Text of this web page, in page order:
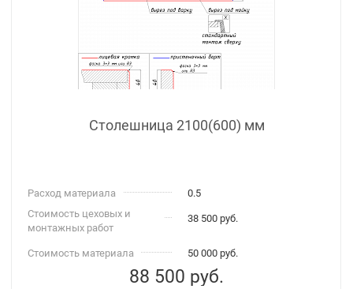
Столешница 2100(600) мм
Расход материала
0.5
Стоимость цеховых и
монтажных работ
38 500 руб.
Стоимость материала 50 000 руб.
88 500 руб.